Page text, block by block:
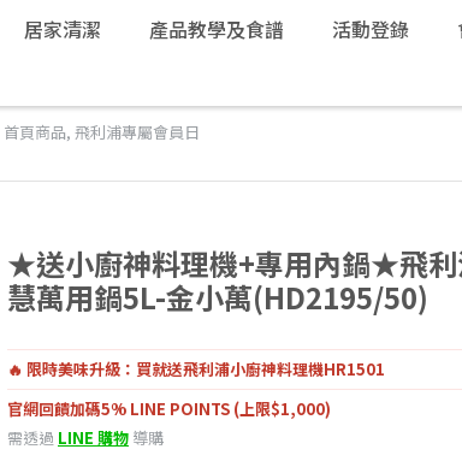
居家清潔 產品教學及食譜 活動登錄
首頁商品, 飛利浦專屬會員日
★送小廚神料理機+專用內鍋★飛利
慧萬用鍋5L-金小萬(HD2195/50)
🔥 限時美味升級：買就送飛利浦小廚神料理機HR1501
官網回饋加碼5% LINE POINTS (上限$1,000)
需透過 LINE 購物 導購